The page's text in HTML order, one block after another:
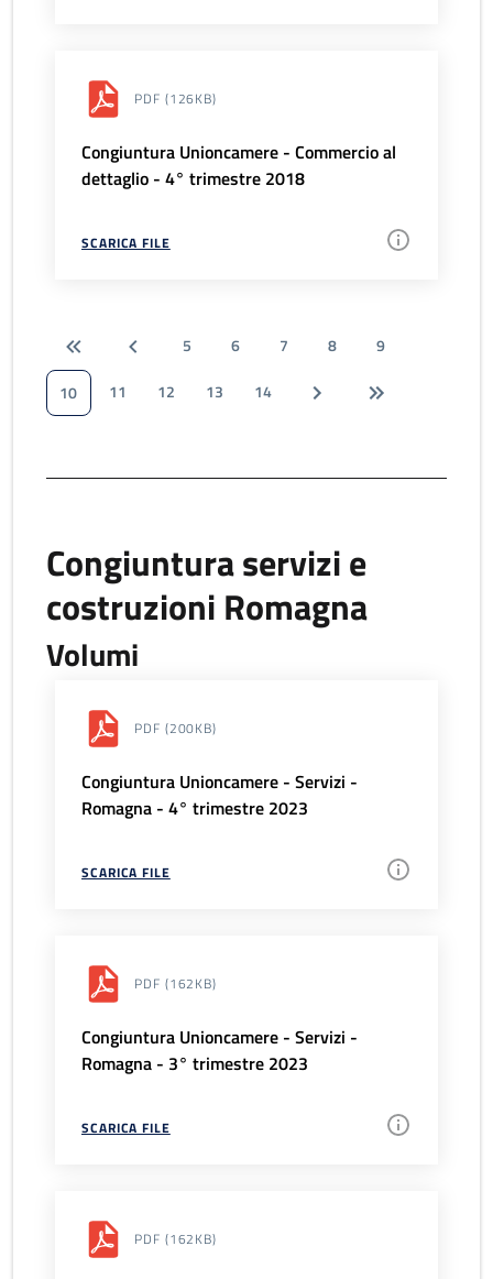
PDF (126KB)
Congiuntura Unioncamere - Commercio al
dettaglio - 4° trimestre 2018
SCARICA FILE
5 6 7 8
9
10
11 12 13 14
Congiuntura servizi e
costruzioni Romagna
Volumi
PDF (200KB)
Congiuntura Unioncamere - Servizi -
Romagna - 4° trimestre 2023
SCARICA FILE
PDF (162KB)
Congiuntura Unioncamere - Servizi -
Romagna - 3° trimestre 2023
SCARICA FILE
PDF (162KB)